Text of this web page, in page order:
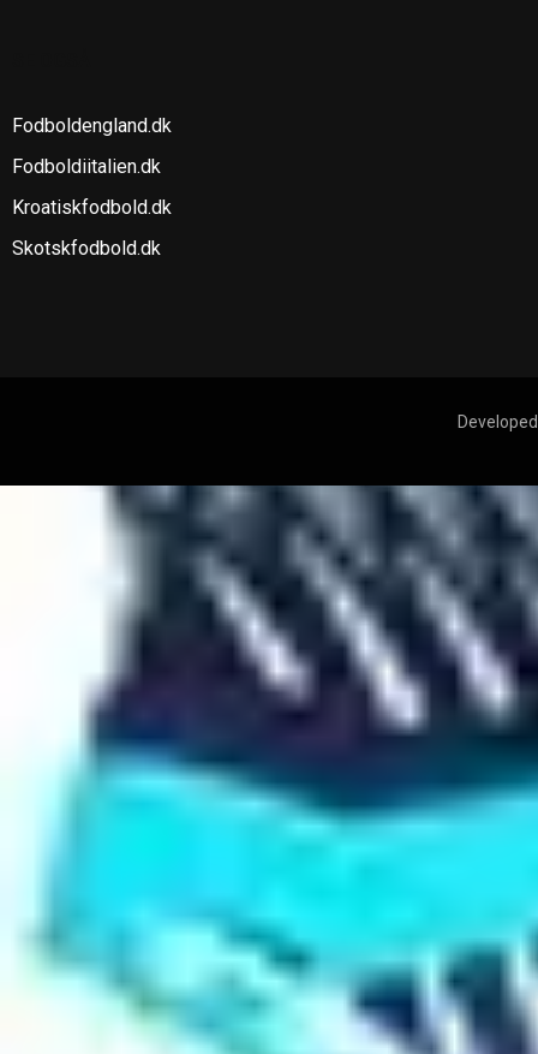
Fodboldengland.dk
Fodboldiitalien.dk
Kroatiskfodbold.dk
Skotskfodbold.dk